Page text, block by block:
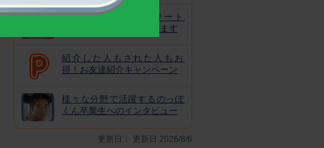
世界で活躍するアスリート
キッズをサポートしています
紹介した人もされた人もお
得！お友達紹介キャンペーン
様々な分野で活躍するのっぽ
くん卒業生へのインタビュー
更新日： 更新日 2026/8/6